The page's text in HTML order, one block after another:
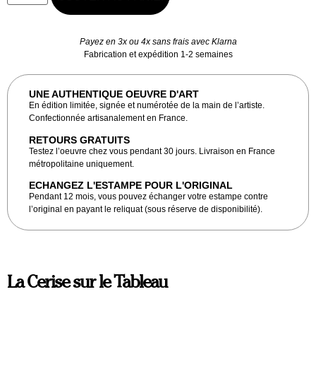
Payez en 3x ou 4x sans frais avec Klarna
Fabrication et expédition 1-2 semaines
UNE AUTHENTIQUE OEUVRE D'ART
En édition limitée, signée et numérotée de la main de l’artiste.
Confectionnée artisanalement en France.
RETOURS GRATUITS
Testez l’oeuvre chez vous pendant 30 jours. Livraison en France
métropolitaine uniquement.
ECHANGEZ L'ESTAMPE POUR L'ORIGINAL
Pendant 12 mois, vous pouvez échanger votre estampe contre
l’original en payant le reliquat (sous réserve de disponibilité).
La Cerise sur le Tableau